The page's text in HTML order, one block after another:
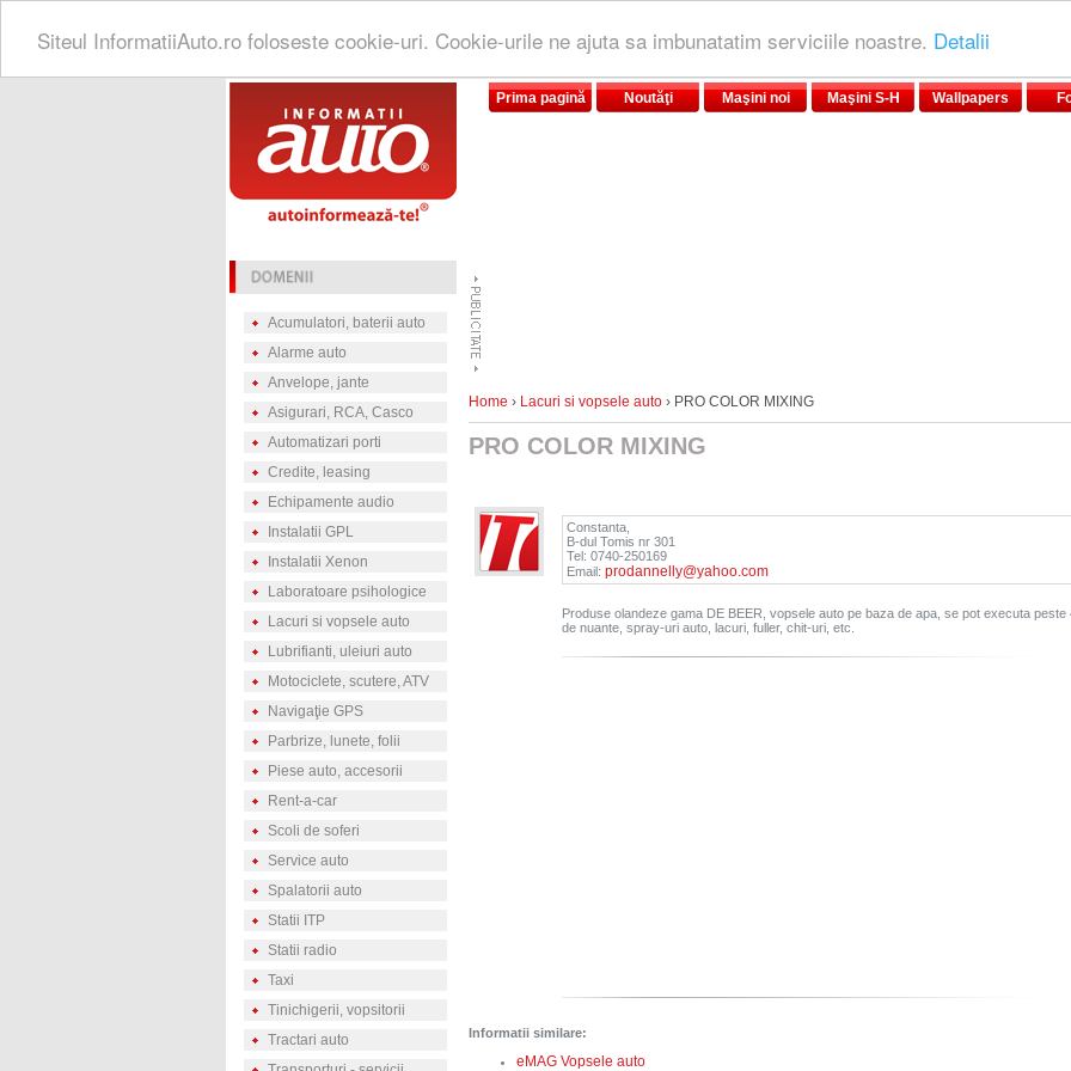
Siteul InformatiiAuto.ro foloseste cookie-uri. Cookie-urile ne ajuta sa imbunatatim serviciile noastre. Detalii
Prima pagină Noutăţi Maşini noi Maşini S-H Wallpapers
Acumulatori, baterii auto
Alarme auto
Anvelope, jante
Asigurari, RCA, Casco
Automatizari porti
Credite, leasing
Echipamente audio
Instalatii GPL
Instalatii Xenon
Laboratoare psihologice
Lacuri si vopsele auto
Lubrifianti, uleiuri auto
Motociclete, scutere, ATV
Navigaţie GPS
Parbrize, lunete, folii
Piese auto, accesorii
Rent-a-car
Scoli de soferi
Service auto
Spalatorii auto
Statii ITP
Statii radio
Taxi
Tinichigerii, vopsitorii
Tractari auto
Home › Lacuri si vopsele auto› PRO COLOR MIXING
PRO COLOR MIXING
Constanta,
B-dul Tomis nr 301
Tel: 0740-250169
Email: prodannelly@yahoo.com
Produse olandeze gama DE BEER, vopsele auto pe baza de apa, se pot executa peste
de nuante, spray-uri auto, lacuri, fuller, chit-uri, etc.
Informatii similare:
eMAG Vopsele auto